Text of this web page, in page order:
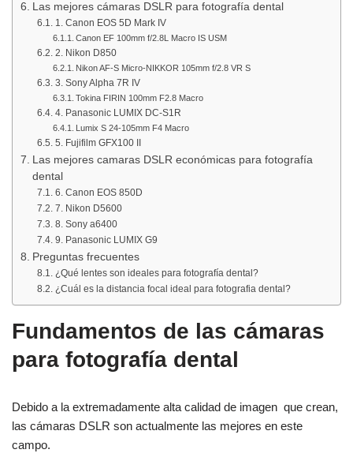
Las mejores cámaras DSLR para fotografía dental
1. Canon EOS 5D Mark IV
Canon EF 100mm f/2.8L Macro IS USM
2. Nikon D850
Nikon AF-S Micro-NIKKOR 105mm f/2.8 VR S
3. Sony Alpha 7R IV
Tokina FIRIN 100mm F2.8 Macro
4. Panasonic LUMIX DC-S1R
Lumix S 24-105mm F4 Macro
5. Fujifilm GFX100 II
Las mejores camaras DSLR económicas para fotografía
dental
6. Canon EOS 850D
7. Nikon D5600
8. Sony a6400
9. Panasonic LUMIX G9
Preguntas frecuentes
¿Qué lentes son ideales para fotografía dental?
¿Cuál es la distancia focal ideal para fotografia dental?
Fundamentos de las cámaras
para fotografía dental
Debido a la extremadamente alta calidad de imagen que crean,
las cámaras DSLR son actualmente las mejores en este
campo.